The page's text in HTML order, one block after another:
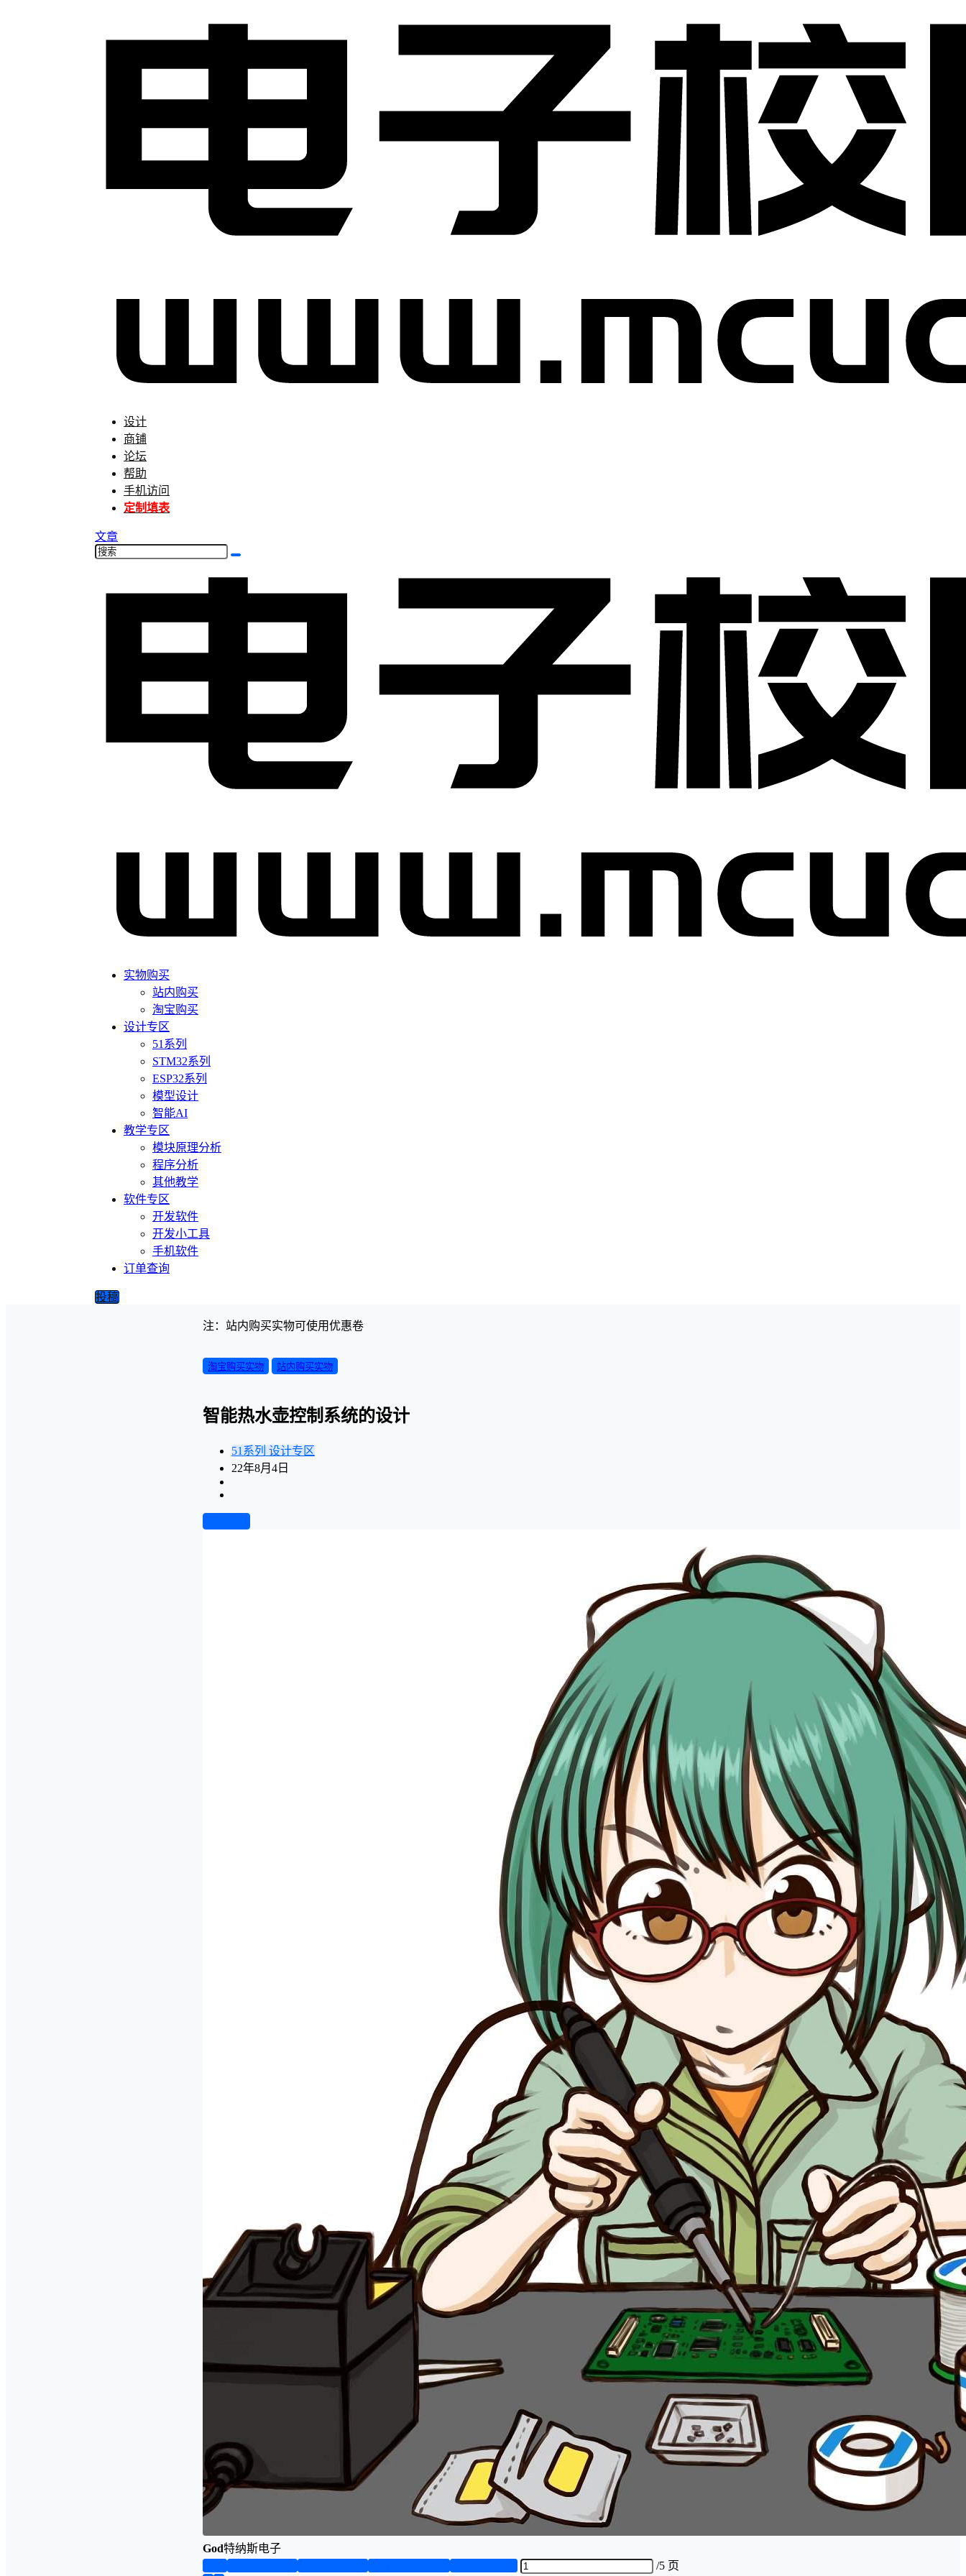
设计
商铺
论坛
帮助
手机访问
定制填表
文章
实物购买
站内购买
淘宝购买
设计专区
51系列
STM32系列
ESP32系列
模型设计
智能AI
教学专区
模块原理分析
程序分析
其他教学
软件专区
开发软件
开发小工具
手机软件
订单查询
投稿
注：站内购买实物可使用优惠卷
淘宝购买实物 站内购买实物
智能热水壶控制系统的设计
51系列 设计专区
22年8月4日
God特纳斯电子
/5 页